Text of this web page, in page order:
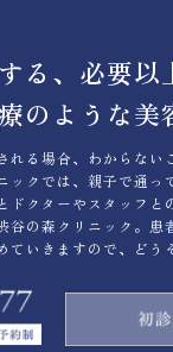
る、必要以
のような美
れる場合、わからない
ックでは、親子で通っ
ドクターやスタッフと
谷の森クリニック。患
いきますので、どう